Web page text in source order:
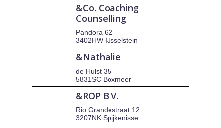
&Co. Coaching
Counselling
Pandora 62
3402HW IJsselstein
&Nathalie
de Hulst 35
5831SC Boxmeer
&ROP B.V.
Rio Grandestraat 12
3207NK Spijkenisse